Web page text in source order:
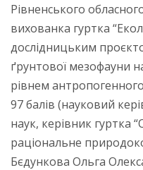
Рівненського
вихованка гуртка
дослідницьким
ґрунтової мезофауни
рівнем
97 балів (науковий
наук, керівник гуртка
раціональне
Бєдункова Ольга